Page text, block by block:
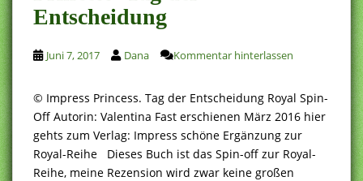
Entscheidung
Juni 7, 2017 Dana Kommentar hinterlassen
© Impress Princess. Tag der Entscheidung Royal Spin-
Off Autorin: Valentina Fast erschienen März 2016 hier
gehts zum Verlag: Impress schöne Ergänzung zur
Royal-Reihe Dieses Buch ist das Spin-off zur Royal-
Reihe, meine Rezension wird zwar keine großen